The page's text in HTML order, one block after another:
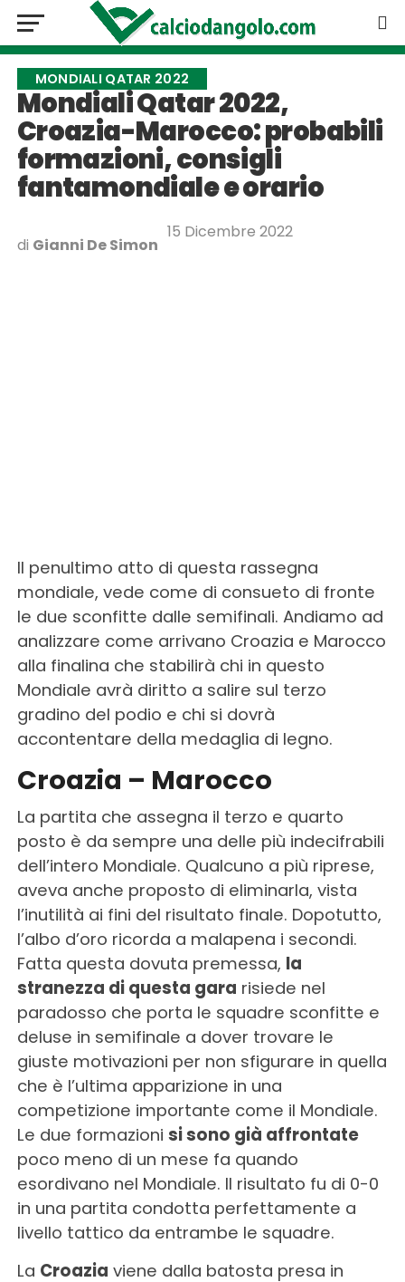
MONDIALI QATAR 2022
Mondiali Qatar 2022,
Croazia-Marocco: probabili
formazioni, consigli
fantamondiale e orario
di Gianni De Simon
15 Dicembre 2022
Il penultimo atto di questa rassegna
mondiale, vede come di consueto di fronte
le due sconfitte dalle semifinali. Andiamo ad
analizzare come arrivano Croazia e Marocco
alla finalina che stabilirà chi in questo
Mondiale avrà diritto a salire sul terzo
gradino del podio e chi si dovrà
accontentare della medaglia di legno.
Croazia – Marocco
La partita che assegna il terzo e quarto
posto è da sempre una delle più indecifrabili
dell’intero Mondiale. Qualcuno a più riprese,
aveva anche proposto di eliminarla, vista
l’inutilità ai fini del risultato finale. Dopotutto,
l’albo d’oro ricorda a malapena i secondi.
Fatta questa dovuta premessa, la
stranezza di questa gara risiede nel
paradosso che porta le squadre sconfitte e
deluse in semifinale a dover trovare le
giuste motivazioni per non sfigurare in quella
che è l’ultima apparizione in una
competizione importante come il Mondiale.
Le due formazioni si sono già affrontate
poco meno di un mese fa quando
esordivano nel Mondiale. Il risultato fu di 0-0
in una partita condotta perfettamente a
livello tattico da entrambe le squadre.
La Croazia viene dalla batosta presa in